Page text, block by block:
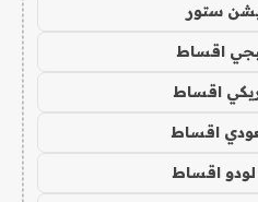
ستور
اقساط
اقساط
اقساط
اقساط